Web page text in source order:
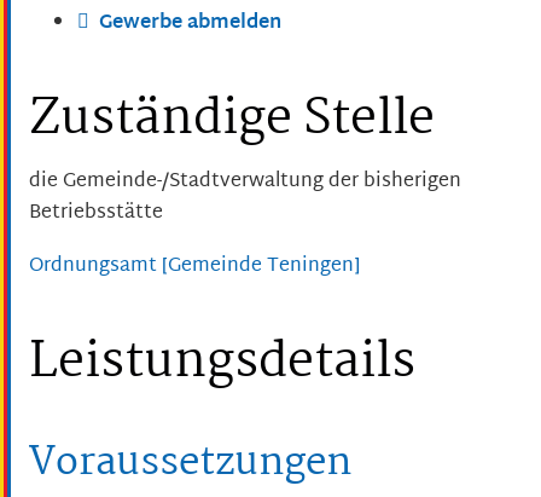
Gewerbe abmelden
Zuständige Stelle
die Gemeinde-/Stadtverwaltung der bisherigen
Betriebsstätte
Ordnungsamt [Gemeinde Teningen]
Leistungsdetails
Voraussetzungen